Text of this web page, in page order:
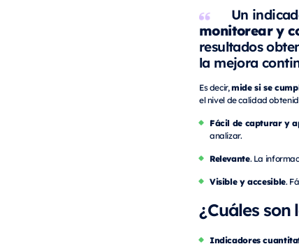
Un
monitorear y
resultados
la mejora
Es decir,mide si se
el nivel de calidad
Fácil de capturar y
analizar.
Relevante. La
Visible y accesible.
¿Cuáles
Indicadores